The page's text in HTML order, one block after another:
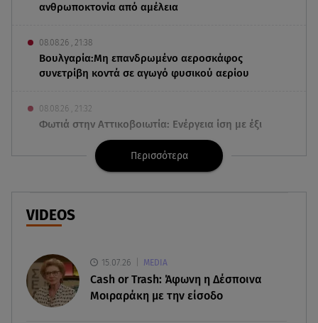
ανθρωποκτονία από αμέλεια
08.08.26 , 21:38
Βουλγαρία:Μη επανδρωμένο αεροσκάφος
συνετρίβη κοντά σε αγωγό φυσικού αερίου
08.08.26 , 21:32
Φωτιά στην Αττικοβοιωτία: Ενέργεια ίση με έξι
ατομικές βόμβες
«Ισλαμικό ΝΑΤΟ»: Πώς επηρεάζεται η Ελλάδα
Τραγωδία στην Πάρο: Νεκρό 4χρονο παιδί σε
πισίνα
08.08.26 , 18:51
Περισσότερα
VIDEOS
15.07.26 MEDIA
Cash or Trash: Άφωνη η Δέσποινα
Μοιραράκη με την είσοδο